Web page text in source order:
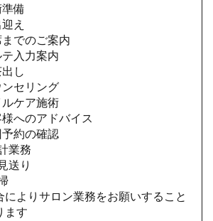
備
え
でのご案内
入力案内
し
セリング
ケア施術
へのアドバイス
約の確認
業務
送り
よりサロン業務をお願いすること
ます